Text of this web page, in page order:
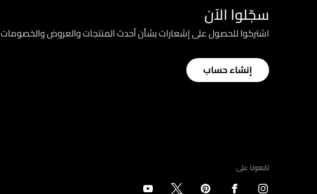
سجّلوا الآن
اشتركوا للحصول على إشعارات بشأن أحدث المنتجات والعروض والخصومات
إنشاء حساب
تابعونا على